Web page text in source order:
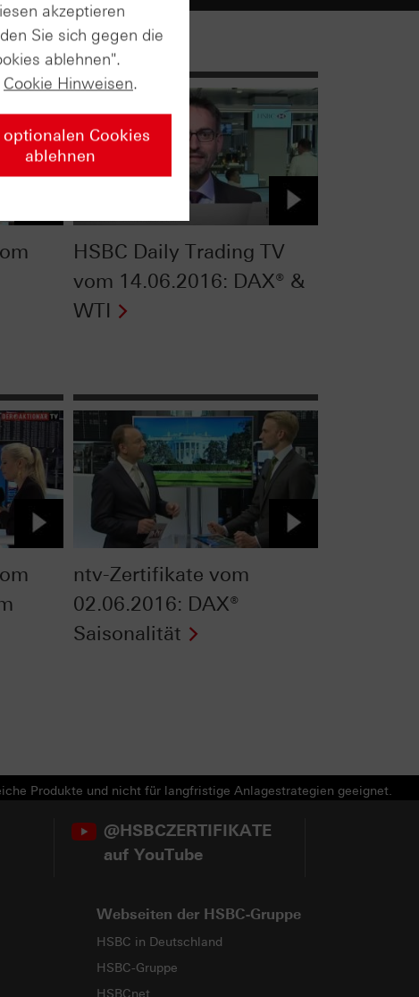
HSBC Daily Trading TV
vom 14.06.2016: DAX® &
WTI
ntv-Zertifikate vom
02.06.2016: DAX®
Saisonalität
Produkte und nicht für langfristige Anlagestrategien geeignet.
@HSBCZERTIFIKATE
auf YouTube
Webseiten der HSBC-Gruppe
HSBC in Deutschland
HSBC-Gruppe
HSBCnet
akzeptieren
Sie sich gegen die
ablehnen".
Cookie Hinweisen.
Cookies
ablehnen